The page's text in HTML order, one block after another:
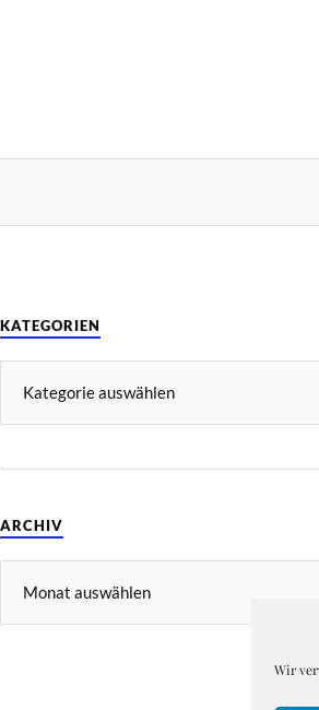
Wir
KATEGORIEN
ARCHIV